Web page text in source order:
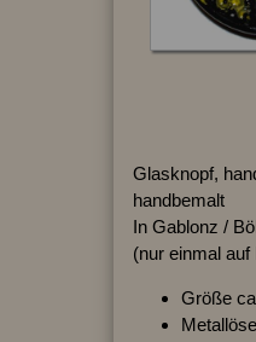
Glasknopf,
handbemalt
In Gablonz /
(nur einmal auf
Größe
Metallöse